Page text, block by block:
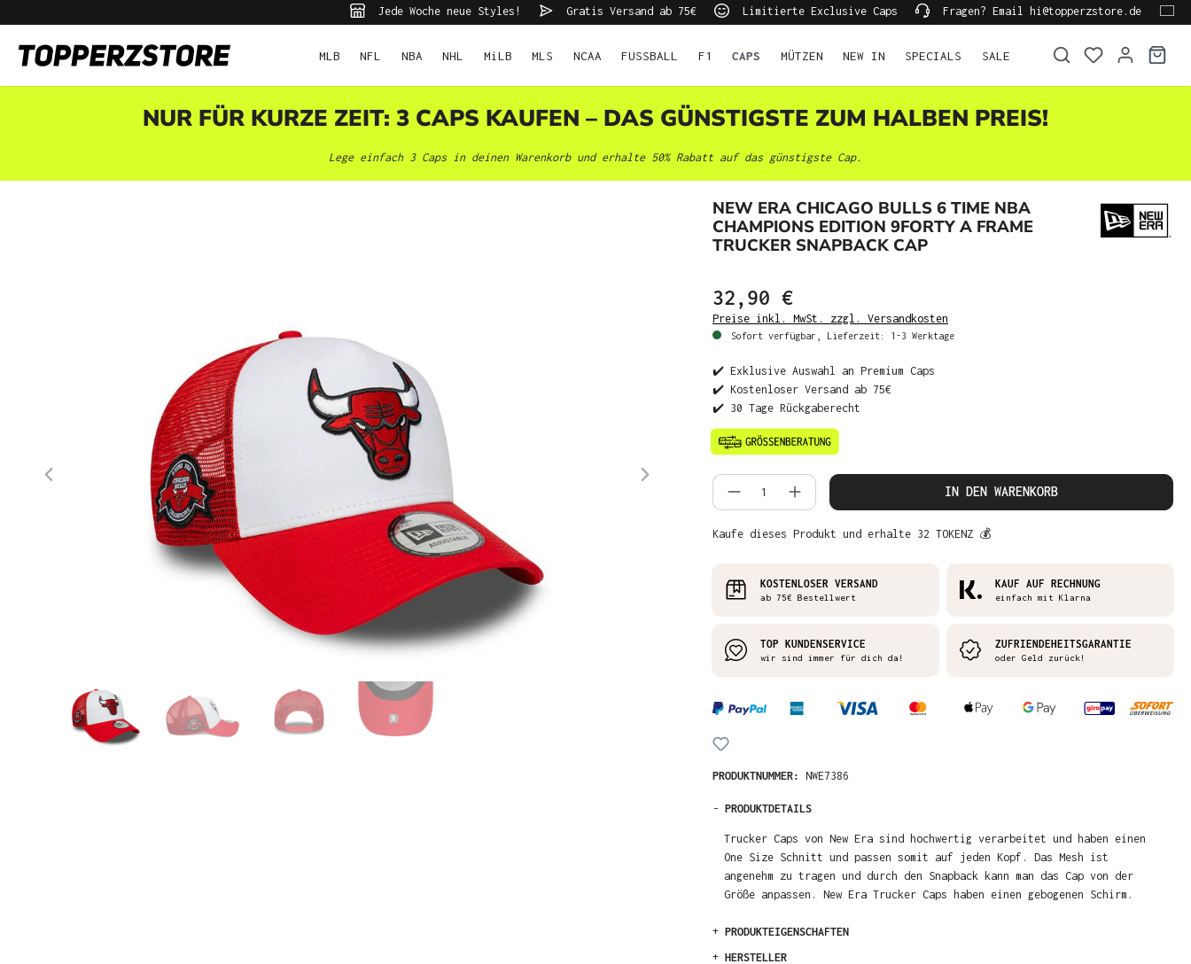
Jede Woche neue Styles! Gratis Versand ab 75€ Limitierte Exclusive Caps Fragen? Email hi@topperzstore.de
MLB NFL NBA NHL MiLB MLS NCAA FUSSBALL F1 CAPS MÜTZEN NEW IN SPECIALS SALE
NUR FÜR KURZE ZEIT: 3 CAPS KAUFEN – DAS GÜNSTIGSTE ZUM HALBEN PREIS!
Lege einfach 3 Caps in deinen Warenkorb und erhalte 50% Rabatt auf das günstigste Cap.
NEW ERA CHICAGO BULLS 6 TIME NBA
CHAMPIONS EDITION 9FORTY A FRAME
TRUCKER SNAPBACK CAP
32,90 €
Preise inkl. MwSt. zzgl. Versandkosten
Sofort verfügbar, Lieferzeit: 1-3 Werktage
✔️ Exklusive Auswahl an Premium Caps
✔️ Kostenloser Versand ab 75€
✔️ 30 Tage Rückgaberecht
Produkt Anzahl: Gib den gewünschten Wert
IN DEN WARENKORB
Kaufe dieses Produkt und erhalte 32 TOKENZ 💰
KOSTENLOSER VERSAND
ab 75€ Bestellwert
KAUF AUF RECHNUNG
einfach mit Klarna
TOP KUNDENSERVICE
wir sind immer für dich da!
ZUFRIENDEHEITSGARANTIE
oder Geld zurück!
PRODUKTNUMMER: NWE7386
- PRODUKTDETAILS
Trucker Caps von New Era sind hochwertig verarbeitet und haben einen
One Size Schnitt und passen somit auf jeden Kopf. Das Mesh ist
angenehm zu tragen und durch den Snapback kann man das Cap von der
Größe anpassen. New Era Trucker Caps haben einen gebogenen Schirm.
+ PRODUKTEIGENSCHAFTEN
+ HERSTELLER